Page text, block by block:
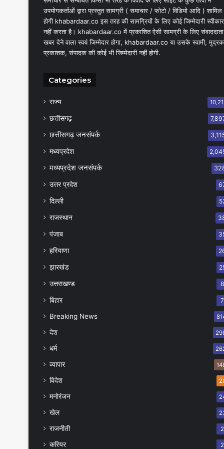
उपयोगकर्ताओं द्वारा प्रस्तुत सामग्री ( समाचार / फोटो / विडियो आदि ) शामिल
होगी khabardaar.co इस तरह की सामग्रियों के लिए कोई जिम्मेदारी स्वीकार
नहीं करता है। khabardaar.co में प्रकाशित ऐसी सामग्री के लिए
खबर देने वाला स्वयं जिम्मेदार होगा, khabardaar.co या उसके स्वामी,
प्रकाशक, संपादक की कोई भी जिम्मेदारी नहीं होगी.
Categories
राज्य
छत्तीसगढ़
छत्तीसगढ़ जनसंपर्क
मध्यप्रदेश
मध्यप्रदेश जनसंपर्क
उत्तर प्रदेश
दिल्ली
राजस्थान
पंजाब
हरियाणा
झारखंड
उत्तराखण्ड 8
बिहार 7
Breaking News
देश
धर्म
व्यापार
विदेश
मनोरंजन
खेल
राजनीती 2
करियर 2